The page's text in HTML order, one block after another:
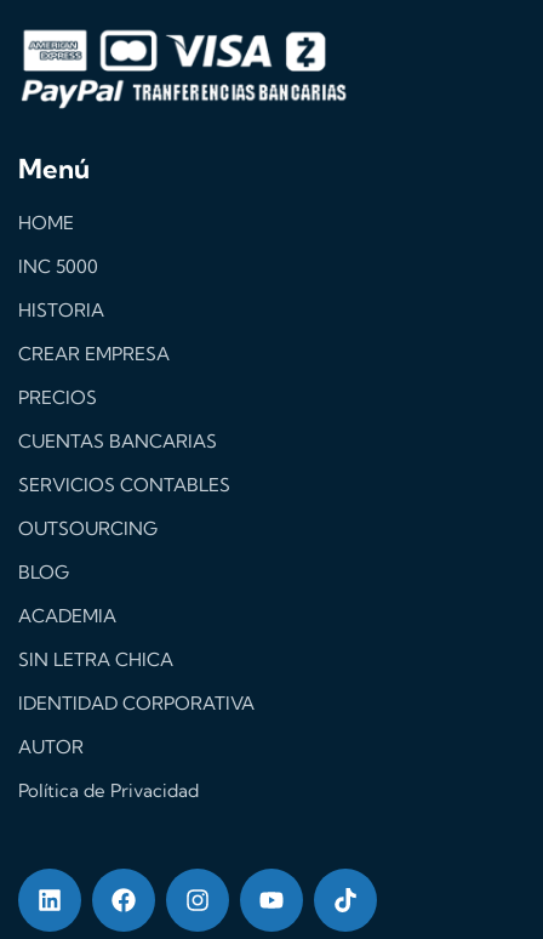
Menú
HOME
INC 5000
HISTORIA
CREAR EMPRESA
PRECIOS
CUENTAS BANCARIAS
SERVICIOS CONTABLES
OUTSOURCING
BLOG
ACADEMIA
SIN LETRA CHICA
IDENTIDAD CORPORATIVA
AUTOR
Política de Privacidad